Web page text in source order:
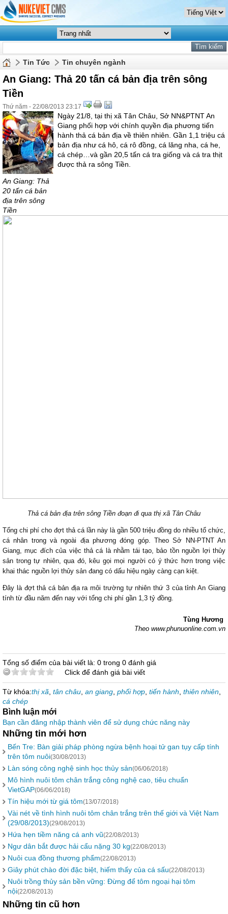
Tin Tức Tin chuyên ngành
An Giang: Thả 20 tấn cá bản địa trên sông
Tiền
Thứ năm - 22/08/2013 23:17
An Giang: Thả
20 tấn cá bản
địa trên sông
Tiền
Ngày 21/8, tại thị xã Tân Châu, Sở NN&PTNT An
Giang phối hợp với chính quyền địa phương tiến
hành thả cá bản địa về thiên nhiên. Gần 1,1 triệu cá
bản địa như cá hô, cá rô đồng, cá lăng nha, cá he,
cá chép…và gần 20,5 tấn cá tra giống và cá tra thịt
được thả ra sông Tiền.
Thả cá bản địa trên sông Tiền đoạn đi qua thị xã Tân Châu
Tổng chi phí cho đợt thả cá lần này là gần 500 triệu đồng do nhiều tổ chức,
cá nhân trong và ngoài địa phương đóng góp. Theo Sở NN-PTNT An
Giang, mục đích của việc thả cá là nhằm tái tạo, bảo tồn nguồn lợi thủy
sản trong tự nhiên, qua đó, kêu gọi mọi người có ý thức hơn trong việc
khai thác nguồn lợi thủy sản đang có dấu hiệu ngày càng cạn kiệt.
Đây là đợt thả cá bản địa ra môi trường tự nhiên thứ 3 của tỉnh An Giang
tính từ đầu năm đến nay với tổng chi phí gần 1,3 tỷ đồng.
Tùng Hương
Theo www.phunuonline.com.vn
Tổng số điểm của bài viết là: 0 trong 0 đánh giá
Click để đánh giá bài viết
Từ khóa:thị xã tân châu an giang phối hợp tiến hành thiên nhiên
cá chép
Bình luận mới
Bạn cần đăng nhập thành viên để sử dụng chức năng này
Những tin mới hơn
Bến Tre: Bàn giải pháp phòng ngừa bệnh hoại tử gan tụy cấp tính
trên tôm nuôi(30/08/2013)
Làn sóng công nghệ sinh học thủy sản(06/06/2018)
Mô hình nuôi tôm chân trắng công nghệ cao, tiêu chuẩn
VietGAP(06/06/2018)
Tín hiệu mới từ giá tôm(13/07/2018)
Vài nét về tình hình nuôi tôm chân trắng trên thế giới và Việt Nam
(29/08/2013)(29/08/2013)
Hứa hẹn tiềm năng cá anh vũ(22/08/2013)
Ngư dân bắt được hải cẩu nặng 30 kg(22/08/2013)
Nuôi cua đồng thương phẩm(22/08/2013)
Giây phút chào đời đặc biệt, hiếm thấy của cá sấu(22/08/2013)
Nuôi trồng thủy sản bền vững: Đừng để tôm ngoại hại tôm
nội(22/08/2013)
Những tin cũ hơn